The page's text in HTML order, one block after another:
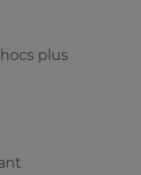
plus